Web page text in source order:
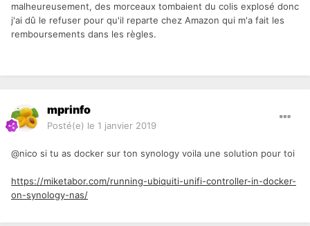
malheureusement, des morceaux tombaient du colis explosé donc
j'ai dû le refuser pour qu'il reparte chez Amazon qui m'a fait les
remboursements dans les règles.
mprinfo
Posté(e) le 1 janvier 2019
@nico si tu as docker sur ton synology voila une solution pour toi
https://miketabor.com/running-ubiquiti-unifi-controller-in-docker-
on-synology-nas/